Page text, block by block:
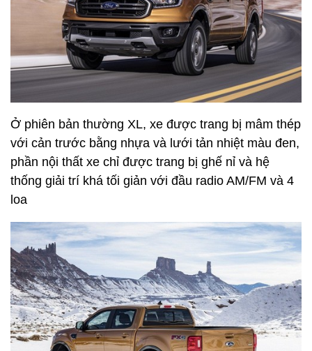
Ở phiên bản thường XL, xe được trang bị mâm thép
với cản trước bằng nhựa và lưới tản nhiệt màu đen,
phần nội thất xe chỉ được trang bị ghế nỉ và hệ
thống giải trí khá tối giản với đầu radio AM/FM và 4
loa